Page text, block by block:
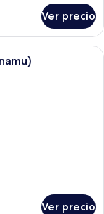
Ver precio
acogedora con
Ver precio